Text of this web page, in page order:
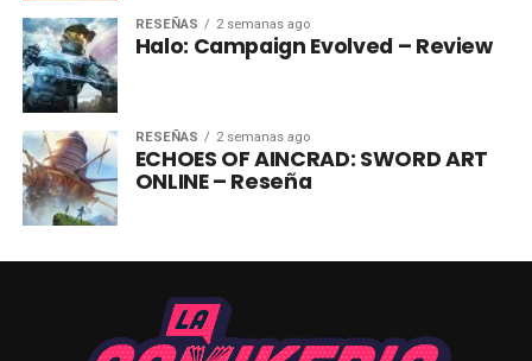
RESEÑAS 2 semanas ago
Halo: Campaign Evolved – Review
RESEÑAS 2 semanas ago
ECHOES OF AINCRAD: SWORD ART
ONLINE – Reseña